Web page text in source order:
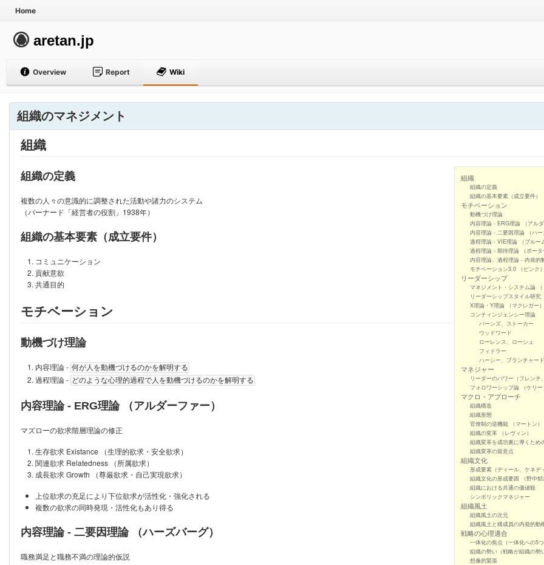
Home
aretan.jp
Overview Report Wiki
組織のマネジメント
組織
組織
組織の定義
組織の基本要素（成立要件）
モチベーション
動機づけ理論
内容理論 - ERG理論 （アルダ
内容理論 - 二要因理論 （ハー
過程理論 - VIE理論 （ブルー
過程理論 - 期待理論 （ポータ
内容理論、過程理論 - 内発的
モチベーション3.0 （ピンク）
リーダーシップ
マネジメント・システム論 （
リーダーシップスタイル研究
X理論・Y理論 （マクレガー）
コンティンジェンシー理論
バーンズ、ストーカー
ウッドワード
ローレンス、ローシュ
フィドラー
ハーシー、ブランチャー
マネジャー
リーダーのパワー（フレンチ
フォロワーシップ論 （ケリー）
マクロ・アプローチ
組織構造
組織形態
官僚制の逆機能 （マートン）
組織の変革 （レヴィン）
組織変革を成功裏に導くため
組織変革の留意点
組織文化
形成要素（ディール、ケネデ
組織文化の形成要因 （野中郁
組織における共通の価値観
シンボリックマネジャー
組織風土
組織風土の次元
組織風土と構成員の内発的動
戦略の心理適合
一体化の焦点（一体化への5つ
組織の勢い（戦略が組織の勢
想像的緊張
組織の定義
複数の人々の意識的に調整された活動や諸力のシステム
（バーナード「経営者の役割」1938年）
組織の基本要素（成立要件）
コミュニケーション
貢献意欲
共通目的
モチベーション
動機づけ理論
内容理論 - 何が人を動機づけるのかを解明する
過程理論 - どのような心理的過程で人を動機づけるのかを解明する
内容理論 - ERG理論 （アルダーファー）
マズローの欲求階層理論の修正
生存欲求 Existance （生理的欲求・安全欲求）
関連欲求 Relatedness （所属欲求）
成長欲求 Growth （尊厳欲求・自己実現欲求）
上位欲求の充足により下位欲求が活性化・強化される
複数の欲求の同時発現・活性化もあり得る
内容理論 - 二要因理論 （ハーズバーグ）
職務満足と職務不満の理論的仮説